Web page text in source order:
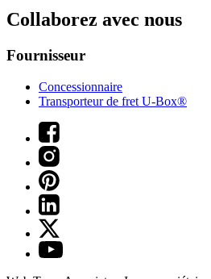
Collaborez avec nous
Fournisseur
Concessionnaire
Transporteur de fret U-Box®